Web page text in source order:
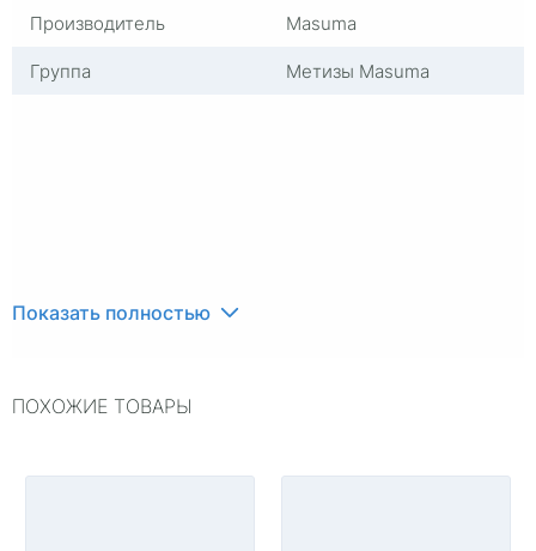
Производитель
Masuma
Группа
Метизы Masuma
Показать полностью
ПОХОЖИЕ ТОВАРЫ